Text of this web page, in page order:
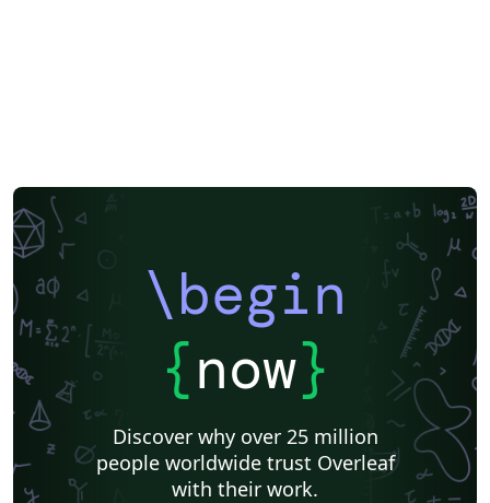
\begin
{now}
Discover why over 25 million
people worldwide trust Overleaf
with their work.